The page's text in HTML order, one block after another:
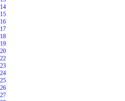
14
15
16
17
18
19
20
22
23
24
25
26
27